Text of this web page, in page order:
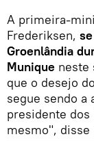
A primeira-
Frederiksen,
Groenlândia
Munique neste
que o desejo
segue sendo a
presidente dos
mesmo", disse